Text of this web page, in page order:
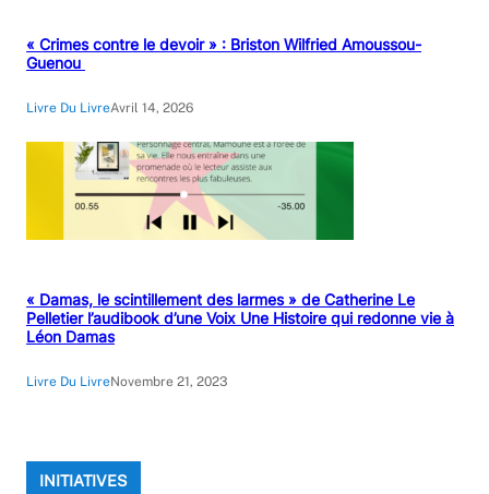
« Crimes contre le devoir » : Briston Wilfried Amoussou-
Guenou
Livre Du LivreAvril 14, 2026
« Damas, le scintillement des larmes » de Catherine Le
Pelletier l’audibook d’une Voix Une Histoire qui redonne vie à
Léon Damas
Livre Du LivreNovembre 21, 2023
INITIATIVES